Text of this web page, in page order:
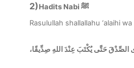
2)Hadits Nabi ﷺ
Rasulullah shallallahu ‘alaihi
الصِّدْقَ حَتَّى يُكْتَبَ عِنْدَ اللهِ صِدِّيقًا،